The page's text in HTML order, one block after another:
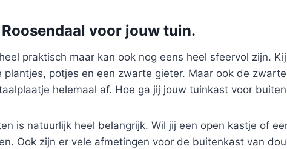
voor jouw tuin.
praktisch maar kan ook nog eens heel sfeervol zijn.
potjes en een zwarte gieter. Maar ook de
helemaal af. Hoe ga jij jouw tuinkast voor
is natuurlijk heel belangrijk. Wil jij een open kastje of
Ook zijn er vele afmetingen voor de buitenkast van